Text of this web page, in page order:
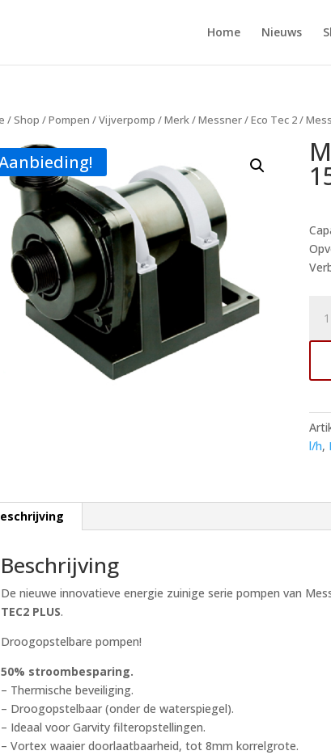
Home Nieuws
/Shop /Pompen /Vijverpomp /Merk/Messner/Eco Tec 2/
Eco-
Tec
l/h,
Beschrijving
De nieuwe innovatieve energie zuinige serie pompen van
TEC2 PLUS.
Droogopstelbare pompen!
50% stroombesparing.
– Thermische beveiliging.
– Droogopstelbaar (onder de waterspiegel).
– Ideaal voor Garvity filteropstellingen.
– Vortex waaier doorlaatbaarheid, tot 8mm korrelgrote.